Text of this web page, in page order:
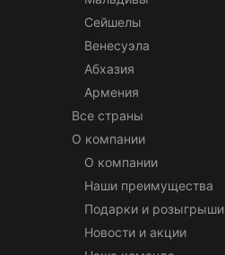
Сейшелы
Венесуэла
Абхазия
Армения
Все страны
О компании
О компании
Наши преимущества
Подарки и розыгрыши
Новости и акции